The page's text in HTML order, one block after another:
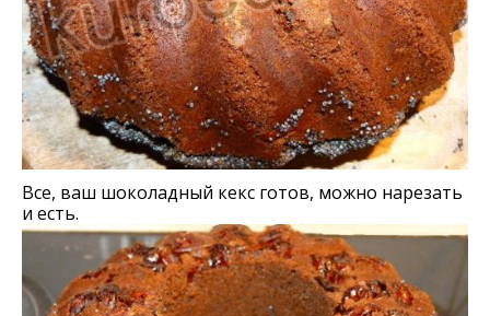
Все, ваш шоколадный кекс готов, можно нарезать
и есть.